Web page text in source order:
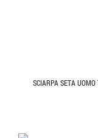
SCIARPA SETA